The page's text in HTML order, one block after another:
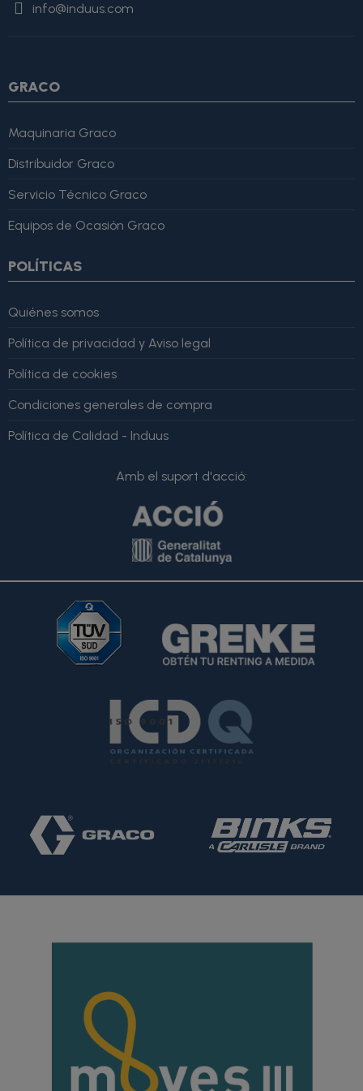
info@induus.com
GRACO
Maquinaria Graco
Distribuidor Graco
Servicio Técnico Graco
Equipos de Ocasión Graco
POLÍTICAS
Quiénes somos
Política de privacidad y Aviso legal
Política de cookies
Condiciones generales de compra
Política de Calidad - Induus
Amb el suport d'acció:
Martínez" }, "reviewRating": { "@type": "Rating", "ratingValue":